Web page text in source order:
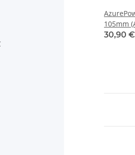
105mm
30,90 €